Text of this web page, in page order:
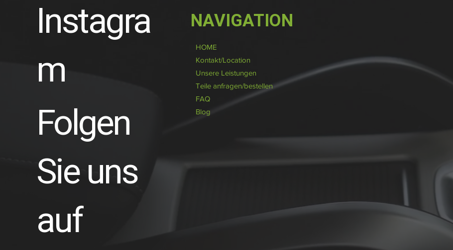
Instagra
m
Folgen
Sie uns
auf
NAVIGATION
HOME
Kontakt/Location
Unsere Leistungen
Teile anfragen/bestellen
FAQ
Blog